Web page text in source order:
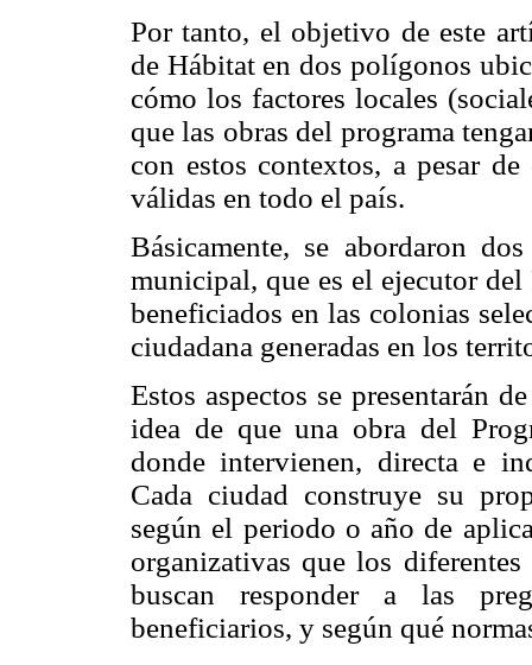
Por tanto, el objetivo de este
de Hábitat en dos polígonos
cómo los factores locales
que las obras del programa
con estos contextos, a pesar
válidas en todo el país.
Básicamente, se abordaron
municipal, que es el ejecutor
beneficiados en las colonias
ciudadana generadas en los
Estos aspectos se presentarán
idea de que una obra del
donde intervienen, directa e
Cada ciudad construye su
según el periodo o año de
organizativas que los
buscan responder a las
beneficiarios, y según qué